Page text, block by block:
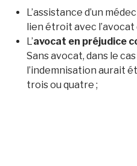
L’assistance d’un
lien étroit avec
L’avocat en préjudice
Sans avocat, dans le
l’indemnisation aurait
trois ou quatre ;